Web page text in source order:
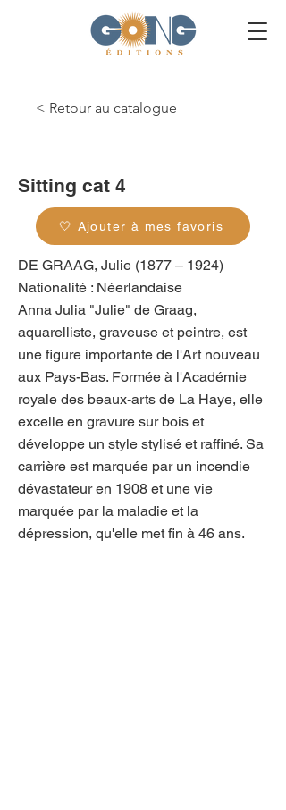
< Retour au catalogue
Sitting cat 4
🤍 Ajouter à mes favoris
DE GRAAG, Julie (1877 – 1924)
Nationalité : Néerlandaise
Anna Julia "Julie" de Graag,
aquarelliste, graveuse et peintre, est
une figure importante de l'Art nouveau
aux Pays-Bas. Formée à l'Académie
royale des beaux-arts de La Haye, elle
excelle en gravure sur bois et
développe un style stylisé et raffiné. Sa
carrière est marquée par un incendie
dévastateur en 1908 et une vie
marquée par la maladie et la
dépression, qu'elle met fin à 46 ans.